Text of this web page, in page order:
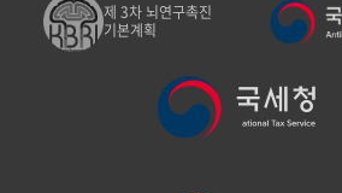
제 3차 뇌연구촉진
기본계획